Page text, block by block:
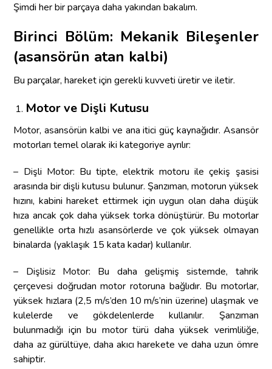
Şimdi her bir parçaya daha yakından bakalım.
Birinci Bölüm: Mekanik Bileşenler
(asansörün atan kalbi)
Bu parçalar, hareket için gerekli kuvveti üretir ve iletir.
Motor ve Dişli Kutusu
Motor, asansörün kalbi ve ana itici güç kaynağıdır. Asansör
motorları temel olarak iki kategoriye ayrılır:
– Dişli Motor: Bu tipte, elektrik motoru ile çekiş şasisi
arasında bir dişli kutusu bulunur. Şanzıman, motorun yüksek
hızını, kabini hareket ettirmek için uygun olan daha düşük
hıza ancak çok daha yüksek torka dönüştürür. Bu motorlar
genellikle orta hızlı asansörlerde ve çok yüksek olmayan
binalarda (yaklaşık 15 kata kadar) kullanılır.
– Dişlisiz Motor: Bu daha gelişmiş sistemde, tahrik
çerçevesi doğrudan motor rotoruna bağlıdır. Bu motorlar,
yüksek hızlara (2,5 m/s’den 10 m/s’nin üzerine) ulaşmak ve
kulelerde ve gökdelenlerde kullanılır. Şanzıman
bulunmadığı için bu motor türü daha yüksek verimliliğe,
daha az gürültüye, daha akıcı harekete ve daha uzun ömre
sahiptir.